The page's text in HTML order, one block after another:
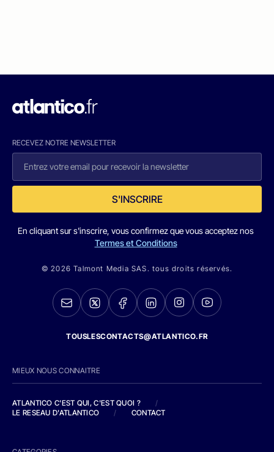
RECEVEZ NOTRE NEWSLETTER
S'INSCRIRE
En cliquant sur s'inscrire, vous confirmez que vous acceptez nos
Termes et Conditions
© 2026 Talmont Media SAS. tous droits réservés.
TOUSLESCONTACTS@ATLANTICO.FR
MIEUX NOUS CONNAITRE
ATLANTICO C'EST QUI, C'EST QUOI ?
/
LE RESEAU D'ATLANTICO
/ CONTACT